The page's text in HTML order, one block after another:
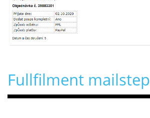
Fullfilment mailstep